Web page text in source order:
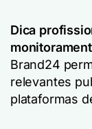
Dica
Brand24
relevantes
plataformas